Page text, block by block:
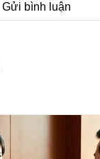
Gửi bình luận